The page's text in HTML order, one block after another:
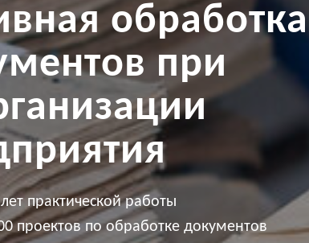
обработка
при
практической работы
проектов по обработке документов